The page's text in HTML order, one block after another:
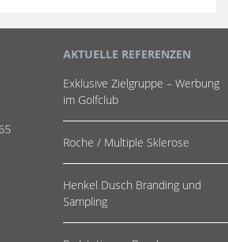
AKTUELLE REFERENZEN
Exklusive Zielgruppe – Werbung
im Golfclub
Roche / Multiple Sklerose
Henkel Dusch Branding und
Sampling